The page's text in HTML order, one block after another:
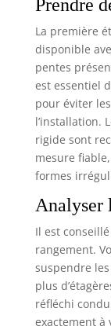
Prendre
La première
disponible
pentes
est essentiel
pour éviter
l’installation.
rigide sont
mesure
formes
Analyser
Il est
rangement.
suspendre
plus
réfléchi
exactement à